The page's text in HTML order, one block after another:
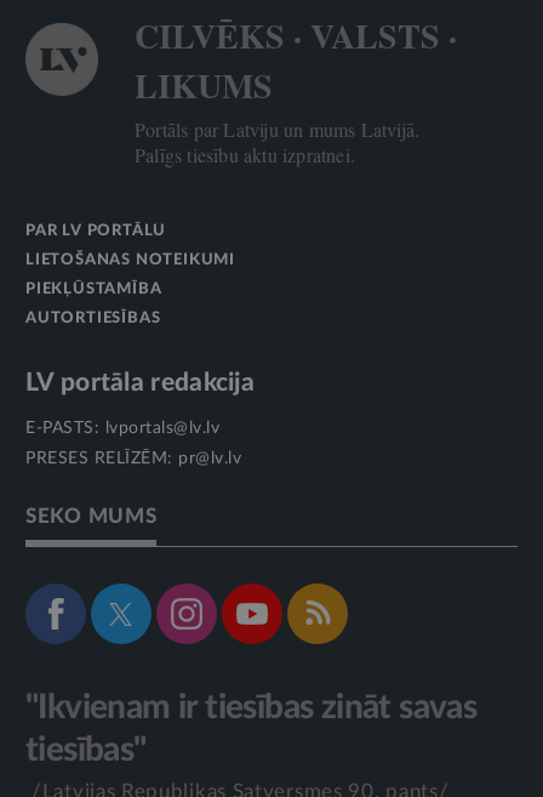
CILVĒKS · VALSTS ·
LIKUMS
Portāls par Latviju un mums Latvijā.
Palīgs tiesību aktu izpratnei.
PAR LV PORTĀLU
LIETOŠANAS NOTEIKUMI
PIEKĻŪSTAMĪBA
AUTORTIESĪBAS
LV portāla redakcija
E-PASTS:
lvportals@lv.lv
PRESES RELĪZĒM: pr@lv.lv
SEKO MUMS
"Ikvienam ir tiesības zināt savas
tiesības"
/Latvijas Republikas Satversmes 90. pants/